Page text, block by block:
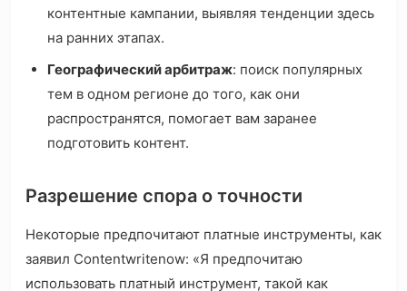
контентные кампании, выявляя тенденции здесь
на ранних этапах.
Географический арбитраж: поиск популярных
тем в одном регионе до того, как они
распространятся, помогает вам заранее
подготовить контент.
Разрешение спора о точности
Некоторые предпочитают платные инструменты, как
заявил Contentwritenow: «Я предпочитаю
использовать платный инструмент, такой как